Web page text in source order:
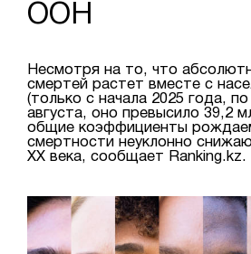
ООН
Несмотря на то, что
смертей растет вместе с
(только с начала 2025 года,
августа, оно превысило 39,2
общие коэффициенты
смертности неуклонно
XX века, сообщает Ranking.kz.